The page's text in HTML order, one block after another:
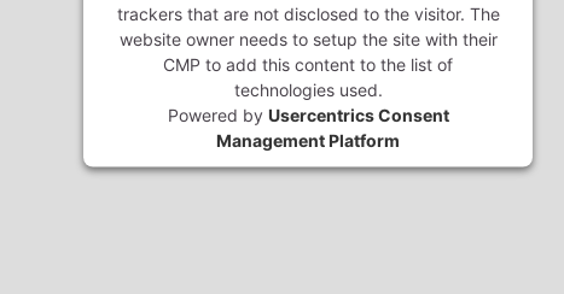
trackers that are not disclosed to the visitor. The
website owner needs to setup the site with their
CMP to add this content to the list of
technologies used.
Powered by Usercentrics Consent
Management Platform